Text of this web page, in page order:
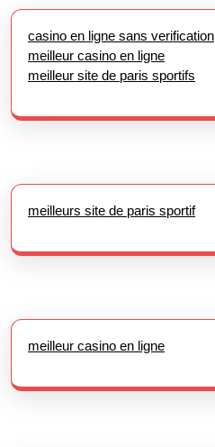
casino en ligne sans verification
meilleur casino en ligne
meilleur site de paris sportifs
meilleurs site de paris sportif
meilleur casino en ligne